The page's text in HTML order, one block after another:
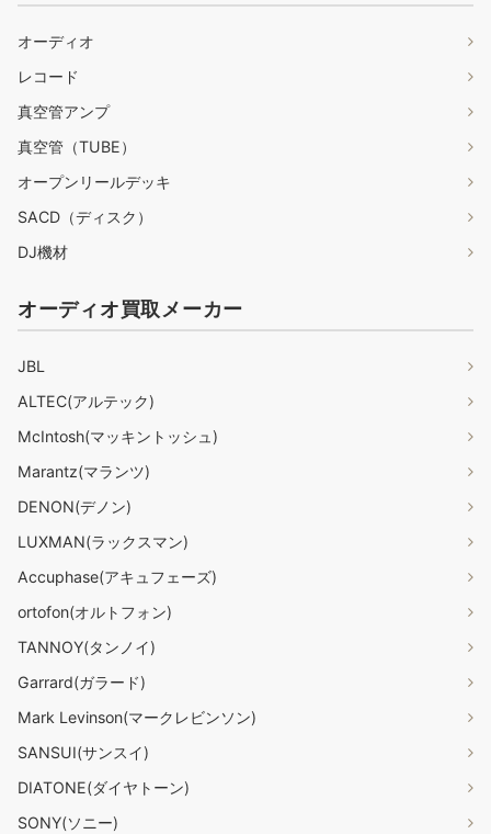
オーディオ
レコード
真空管アンプ
真空管（TUBE）
オープンリールデッキ
SACD（ディスク）
DJ機材
オーディオ買取メーカー
JBL
ALTEC(アルテック)
McIntosh(マッキントッシュ)
Marantz(マランツ)
DENON(デノン)
LUXMAN(ラックスマン)
Accuphase(アキュフェーズ)
ortofon(オルトフォン)
TANNOY(タンノイ)
Garrard(ガラード)
Mark Levinson(マークレビンソン)
SANSUI(サンスイ)
DIATONE(ダイヤトーン)
SONY(ソニー)